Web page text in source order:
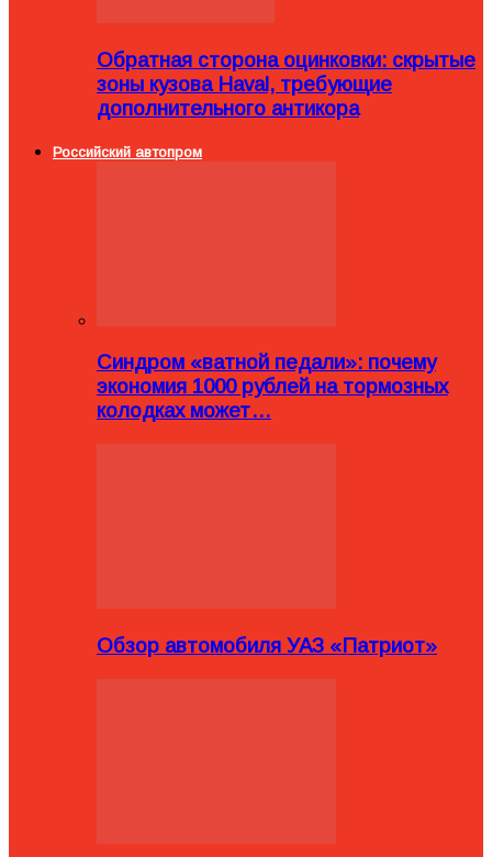
Обратная сторона оцинковки: скрытые
зоны кузова Haval, требующие
дополнительного антикора
Российский автопром
Синдром «ватной педали»: почему
экономия 1000 рублей на тормозных
колодках может…
Обзор автомобиля УАЗ «Патриот»